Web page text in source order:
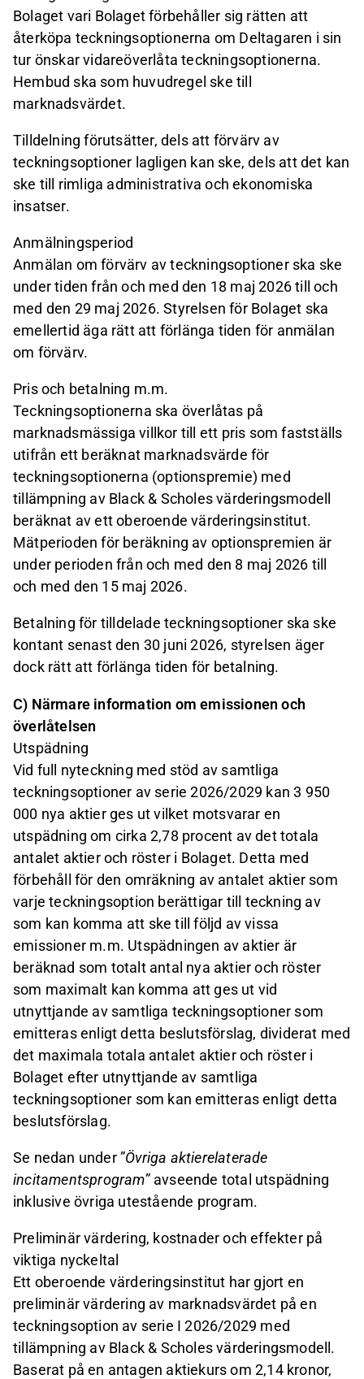
Bolaget vari Bolaget förbehåller sig rätten att
återköpa teckningsoptionerna om Deltagaren i sin
tur önskar vidareöverlåta teckningsoptionerna.
Hembud ska som huvudregel ske till
marknadsvärdet.
Tilldelning förutsätter, dels att förvärv av
teckningsoptioner lagligen kan ske, dels att det kan
ske till rimliga administrativa och ekonomiska
insatser.
Anmälningsperiod
Anmälan om förvärv av teckningsoptioner ska ske
under tiden från och med den 18 maj 2026 till och
med den 29 maj 2026. Styrelsen för Bolaget ska
emellertid äga rätt att förlänga tiden för anmälan
om förvärv.
Pris och betalning m.m.
Teckningsoptionerna ska överlåtas på
marknadsmässiga villkor till ett pris som fastställs
utifrån ett beräknat marknadsvärde för
teckningsoptionerna (optionspremie) med
tillämpning av Black & Scholes värderingsmodell
beräknat av ett oberoende värderingsinstitut.
Mätperioden för beräkning av optionspremien är
under perioden från och med den 8 maj 2026 till
och med den 15 maj 2026.
Betalning för tilldelade teckningsoptioner ska ske
kontant senast den 30 juni 2026, styrelsen äger
dock rätt att förlänga tiden för betalning.
C) Närmare information om emissionen och
överlåtelsen
Utspädning
Vid full nyteckning med stöd av samtliga
teckningsoptioner av serie 2026/2029 kan 3 950
000 nya aktier ges ut vilket motsvarar en
utspädning om cirka 2,78 procent av det totala
antalet aktier och röster i Bolaget. Detta med
förbehåll för den omräkning av antalet aktier som
varje teckningsoption berättigar till teckning av
som kan komma att ske till följd av vissa
emissioner m.m. Utspädningen av aktier är
beräknad som totalt antal nya aktier och röster
som maximalt kan komma att ges ut vid
utnyttjande av samtliga teckningsoptioner som
emitteras enligt detta beslutsförslag, dividerat med
det maximala totala antalet aktier och röster i
Bolaget efter utnyttjande av samtliga
teckningsoptioner som kan emitteras enligt detta
beslutsförslag.
Se nedan under ”Övriga aktierelaterade
incitamentsprogram” avseende total utspädning
inklusive övriga utestående program.
Preliminär värdering, kostnader och effekter på
viktiga nyckeltal
Ett oberoende värderingsinstitut har gjort en
preliminär värdering av marknadsvärdet på en
teckningsoption av serie I 2026/2029 med
tillämpning av Black & Scholes värderingsmodell.
Baserat på en antagen aktiekurs om 2,14 kronor,